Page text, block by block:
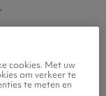
voor
cookies. Met uw
om verkeer te
te meten en